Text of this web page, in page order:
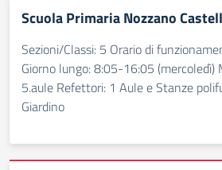
Scuola Primaria Nozzano
Sezioni/Classi: 5 Orario di
Giorno lungo: 8:05-16:05 (mercoledì)
5.aule Refettori: 1 Aule e Stanze
Giardino